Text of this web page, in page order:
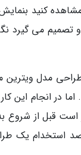
مشاهده کنید
و تصمیم می گیرد
مدل ویترین
انجام این کار
قبل از شروع
استخدام یک